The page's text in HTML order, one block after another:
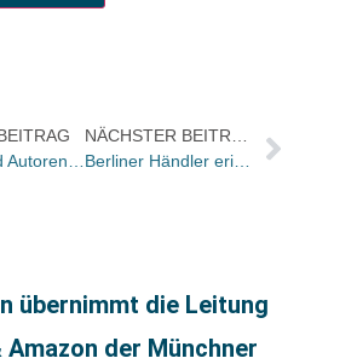
übernimmt die Leitung
der Münchner